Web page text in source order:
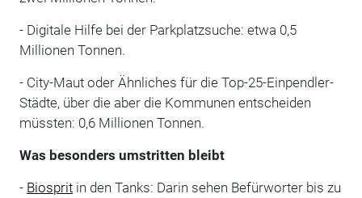
- Digitale Hilfe bei der Parkplatzsuche: etwa 0,5
Millionen Tonnen.
- City-Maut oder Ähnliches für die Top-25-Einpendler-
Städte, über die aber die Kommunen entscheiden
müssten: 0,6 Millionen Tonnen.
Was besonders umstritten bleibt
- Biospritin den Tanks: Darin sehen Befürworter bis zu